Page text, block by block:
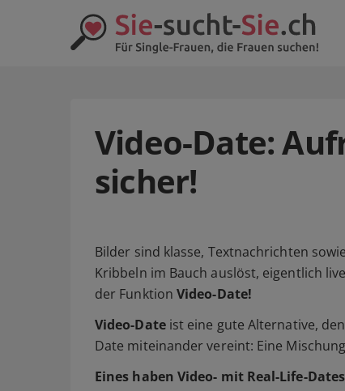
Video-Date:
sicher!
Bilder sind klasse, Textnachrichten
Kribbeln im Bauch auslöst, eigentlich
der FunktionVideo-Date!
Video-Dateist eine gute Alternative,
Date miteinander vereint: Eine
Eines haben Video- mit Real-Life-